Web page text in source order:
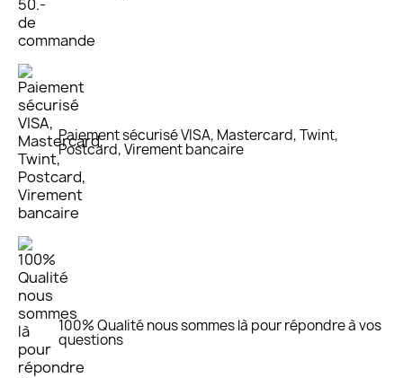
Paiement sécurisé VISA, Mastercard, Twint,
Postcard, Virement bancaire
100% Qualité nous sommes là pour répondre à vos
questions